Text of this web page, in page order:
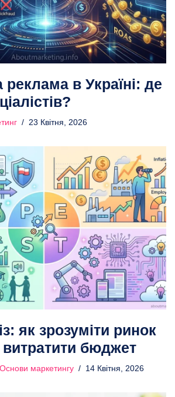
реклама в Україні: де
23 Квітня, 2026
як зрозуміти ринок
витратити бюджет
Основи маркетингу 14 Квітня, 2026